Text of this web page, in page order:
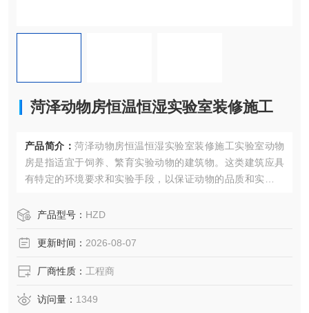
菏泽动物房恒温恒湿实验室装修施工
产品简介： 菏泽动物房恒温恒湿实验室装修施工实验室动物
房是指适宜于饲养、繁育实验动物的建筑物。这类建筑应具
有特定的环境要求和实验手段，以保证动物的品质和实验研
产品型号： HZD
更新时间： 2026-08-07
厂商性质： 工程商
访问量： 1349